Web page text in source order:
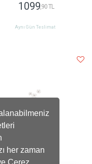
her zaman
Çerez
1099,90 TL
Aynı Gün Teslimat